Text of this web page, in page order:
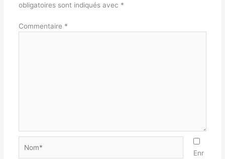
obligatoires sont indiqués avec *
Commentaire *
Enr